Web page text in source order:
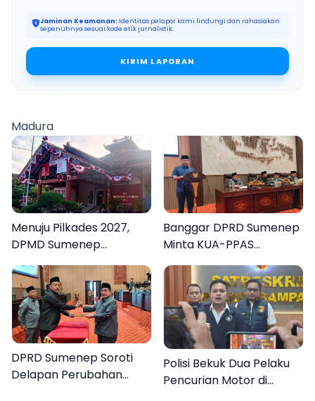
Jaminan Keamanan: Identitas pelapor kami lindungi dan rahasiakan
sepenuhnya sesuai kode etik jurnalistik.
KIRIM LAPORAN
Madura
Menuju Pilkades 2027,
DPMD Sumenep
Matangkan Rencana E-
voting
Banggar DPRD Sumenep
Minta KUA-PPAS
Perubahan 2026
Berdampak bagi
Masyarakat
DPRD Sumenep Soroti
Delapan Perubahan
Polisi Bekuk Dua Pelaku
Pencurian Motor di